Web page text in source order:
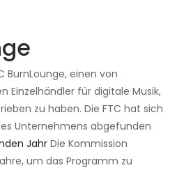
BurnLounge, einen von
Einzelhändler für digitale Musik,
zu haben. Die FTC hat sich
Unternehmens abgefunden
Jahr Die Kommission
um das Programm zu